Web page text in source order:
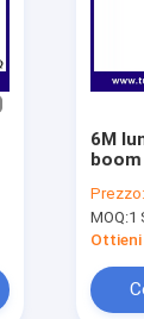
6M
Gate
del
MOQ:1
Ottieni